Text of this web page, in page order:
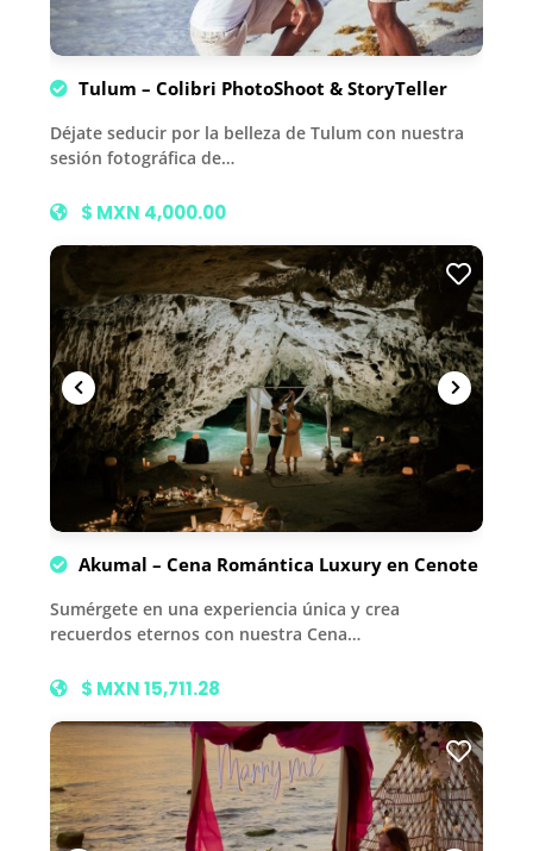
Tulum – Colibri PhotoShoot & StoryTeller
Déjate seducir por la belleza de Tulum con nuestra
sesión fotográfica de…
$ MXN 4,000.00
Akumal – Cena Romántica Luxury en Cenote
Sumérgete en una experiencia única y crea
recuerdos eternos con nuestra Cena…
$ MXN 15,711.28